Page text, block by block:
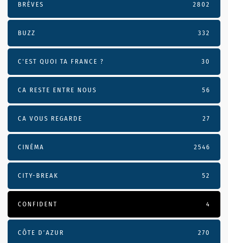
BRÈVES 2802
BUZZ 332
C'EST QUOI TA FRANCE ? 30
CA RESTE ENTRE NOUS 56
CA VOUS REGARDE 27
CINÉMA 2546
CITY-BREAK 52
CONFIDENT 4
CÔTE D’AZUR 270